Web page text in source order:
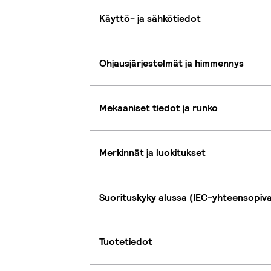
Käyttö- ja sähkötiedot
Ohjausjärjestelmät ja himmennys
Mekaaniset tiedot ja runko
Merkinnät ja luokitukset
Suorituskyky alussa (IEC-
Tuotetiedot